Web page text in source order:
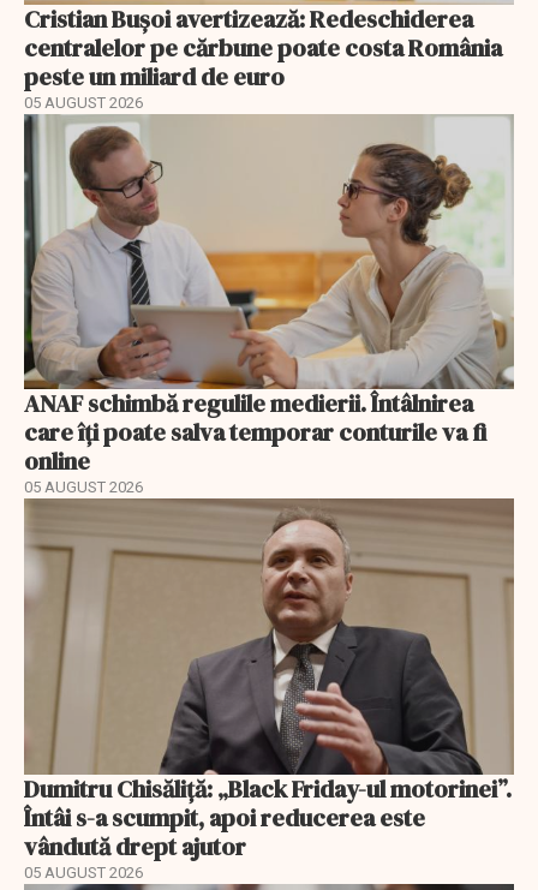
Cristian Bușoi avertizează: Redeschiderea
centralelor pe cărbune poate costa România
peste un miliard de euro
05 AUGUST 2026
ANAF schimbă regulile medierii. Întâlnirea
care îți poate salva temporar conturile va fi
online
05 AUGUST 2026
Dumitru Chisăliță: „Black Friday-ul motorinei”.
Întâi s-a scumpit, apoi reducerea este
vândută drept ajutor
05 AUGUST 2026